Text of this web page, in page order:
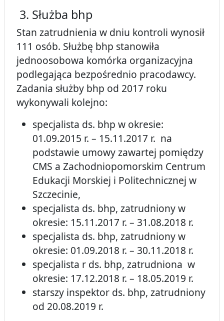
3. Służba bhp
Stan zatrudnienia w dniu kontroli wynosił
111 osób. Służbę bhp stanowiła
jednoosobowa komórka organizacyjna
podlegająca bezpośrednio pracodawcy.
Zadania służby bhp od 2017 roku
wykonywali kolejno:
specjalista ds. bhp w okresie:
01.09.2015 r. – 15.11.2017 r. na
podstawie umowy zawartej pomiędzy
CMS a Zachodniopomorskim Centrum
Edukacji Morskiej i Politechnicznej w
Szczecinie,
specjalista ds. bhp, zatrudniony w
okresie: 15.11.2017 r. – 31.08.2018 r.
specjalista ds. bhp, zatrudniony w
okresie: 01.09.2018 r. – 30.11.2018 r.
specjalista r ds. bhp, zatrudniona w
okresie: 17.12.2018 r. – 18.05.2019 r.
starszy inspektor ds. bhp, zatrudniony
od 20.08.2019 r.